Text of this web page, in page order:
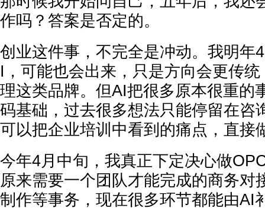
作吗？答案是否定的。
创业这件事，不完全是冲动。我明年
I，可能也会出来，只是方向会更传
理这类品牌。但AI把很多原本很重的
码基础，过去很多想法只能停留在咨
可以把企业培训中看到的痛点，直接
今年4月中旬，我真正下定决心做
原来需要一个团队才能完成的商务对
制作等事务，现在很多环节都能由AI